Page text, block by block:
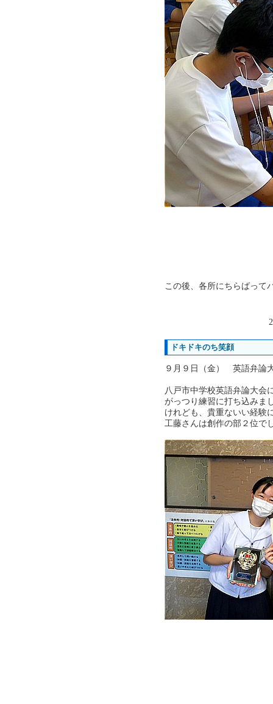
この後、各所にちらばって
ドキドキのち笑顔
９月９日（金） 英語弁論
八戸市中学校英語弁論大会
がっつり練習に打ち込みま
けれども、貴重ないい経験
工藤さんは創作の部２位で